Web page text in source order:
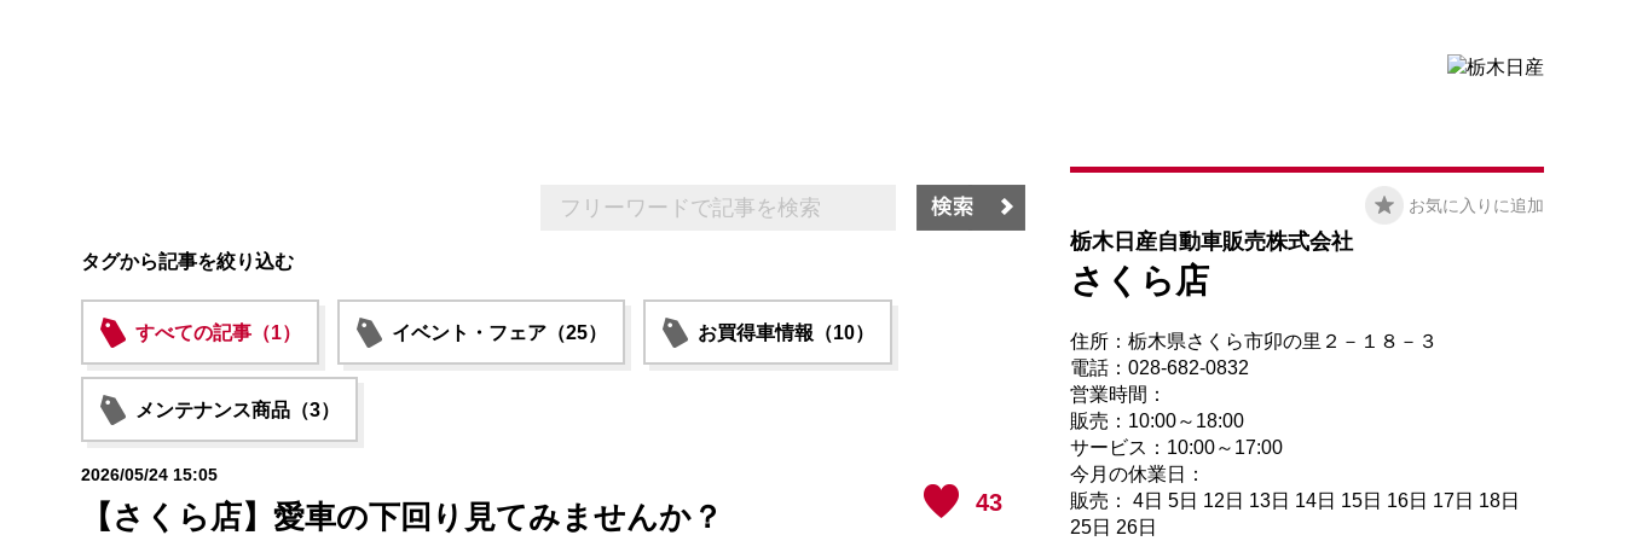
タグから記事を絞り込む
すべての記事（1） イベント・フェア（25） お買得車情報（10）
メンテナンス商品（3）
43
2026/05/24 15:05
【さくら店】愛車の下回り見てみませんか？
お気に入りに追加
栃木日産自動車販売株式会社
さくら店
住所：栃木県さくら市卯の里２－１８－３
電話：028-682-0832
営業時間：
販売：10:00～18:00
サービス：10:00～17:00
今月の休業日：
販売： 4日 5日 12日 13日 14日 15日 16日 17日 18日
25日 26日